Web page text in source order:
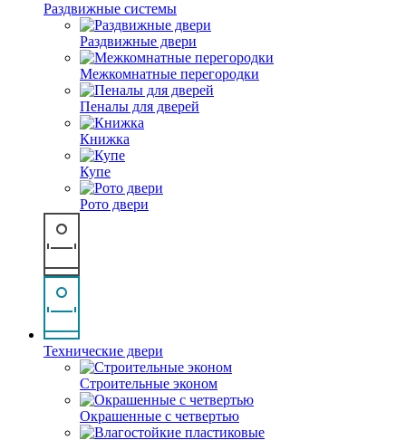
Раздвижные системы
Раздвижные двери
Межкомнатные перегородки
Пеналы для дверей
Книжка
Купе
Рото двери
Технические двери
Строительные эконом
Окрашенные с четвертью